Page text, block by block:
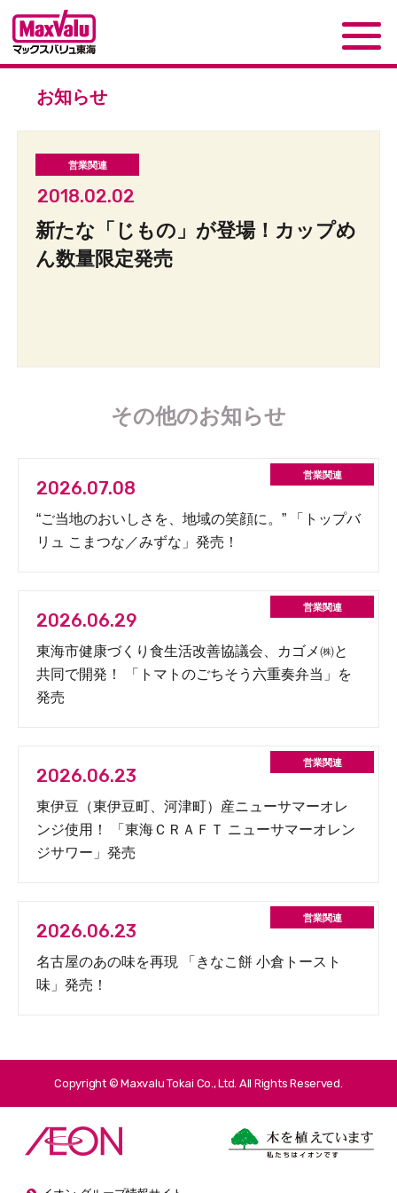
お知らせ
2018.02.02
新たな「じもの」が登場！カップめ
ん数量限定発売
その他のお知らせ
2026.07.08
“ご当地のおいしさを、地域の笑顔に。” 「トップバ
リュ こまつな／みずな」発売！
2026.06.29
東海市健康づくり食生活改善協議会、カゴメ㈱と
共同で開発！ 「トマトのごちそう六重奏弁当」を
発売
2026.06.23
東伊豆（東伊豆町、河津町）産ニューサマーオレ
ンジ使用！ 「東海ＣＲＡＦＴ ニューサマーオレン
ジサワー」発売
2026.06.23
名古屋のあの味を再現 「きなこ餅 小倉トースト
味」発売！
Copyright © Maxvalu Tokai Co., Ltd. All Rights Reserved.